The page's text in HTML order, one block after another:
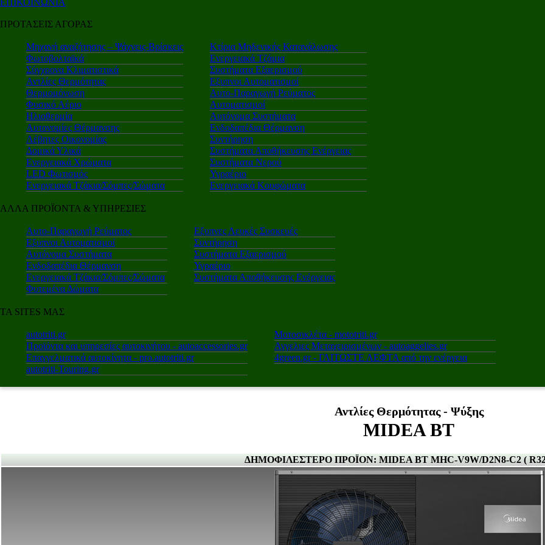
ΕΠΙΚΟΙΝΩΝΙΑ
ΠΡΟΤΑΣΕΙΣ ΑΓΟΡΑΣ
Μηχανή αναζήτησης – Ψάχνεις-Βρίσκεις
Φωτοβολταϊκά
Σύγχρονα Κλιματιστικά
Αντλίες Θερμότητας
Θερμομόνωση
Φυσικό Αέριο
Ηλιοθερμία
Αυτονομίες Θέρμανσης
Λέβητες Οικονομίας
Δομικά Υλικά
Ενεργειακά Χρώματα
LED Φωτισμός
Ενεργειακά Τζάκια/Σόμπες/Σώματα
Κτίρια Μηδενικής Κατανάλωσης
Ενεργειακά Τζάμια
Συστήματα Εξαερισμού
Εξυπνοι Αυτοματισμοί
Αυτο-Παραγωγή Ρεύματος
Αυτοματισμοί
Αυτόνομα Συστήματα
Ενδοδαπέδια Θέρμανση
Συντήρηση
Συστήματα Αποθήκευσης Ενέργειας
Συστήματα Νερού
Υγραέριο
Ενεργειακά Κουφώματα
ΑΛΛΑ ΠΡΟΪΟΝΤΑ & ΥΠΗΡΕΣΙΕΣ
Αυτο-Παραγωγή Ρεύματος
Εξυπνοι Αυτοματισμοί
Αυτόνομα Συστήματα
Ενδοδαπέδια Θέρμανση
Ενεργειακά Τζάκια/Σόμπες/Σώματα
Φυτεμένα Δώματα
Εξυπνες Λευκές Συσκευές
Συντήρηση
Συστήματα Εξαερισμού
Υγραέριο
Συστήματα Αποθήκευσης Ενέργειας
ΤΑ SITES ΜΑΣ
autotriti.gr
Προϊόντα και υπηρεσίες αυτοκινήτου - autoaccessories.gr
Επαγγελματικά αυτοκίνητα - pro.autotriti.gr
autotriti-Touring.gr
Μοτοσικλέτα - mototriti.gr
Αγγελιες Μεταχειρισμένων - autoaggelies.gr
4green.gr - ΓΛΙΤΩΣΤΕ ΛΕΦΤΑ από την ενέργεια
Αντλίες Θερμότητας - Ψύξης
MIDEA BT
ΔΗΜΟΦΙΛΕΣΤΕΡΟ ΠΡΟΪΟΝ: MIDEA BT MHC-V9W/D2N8-C2 ( R32